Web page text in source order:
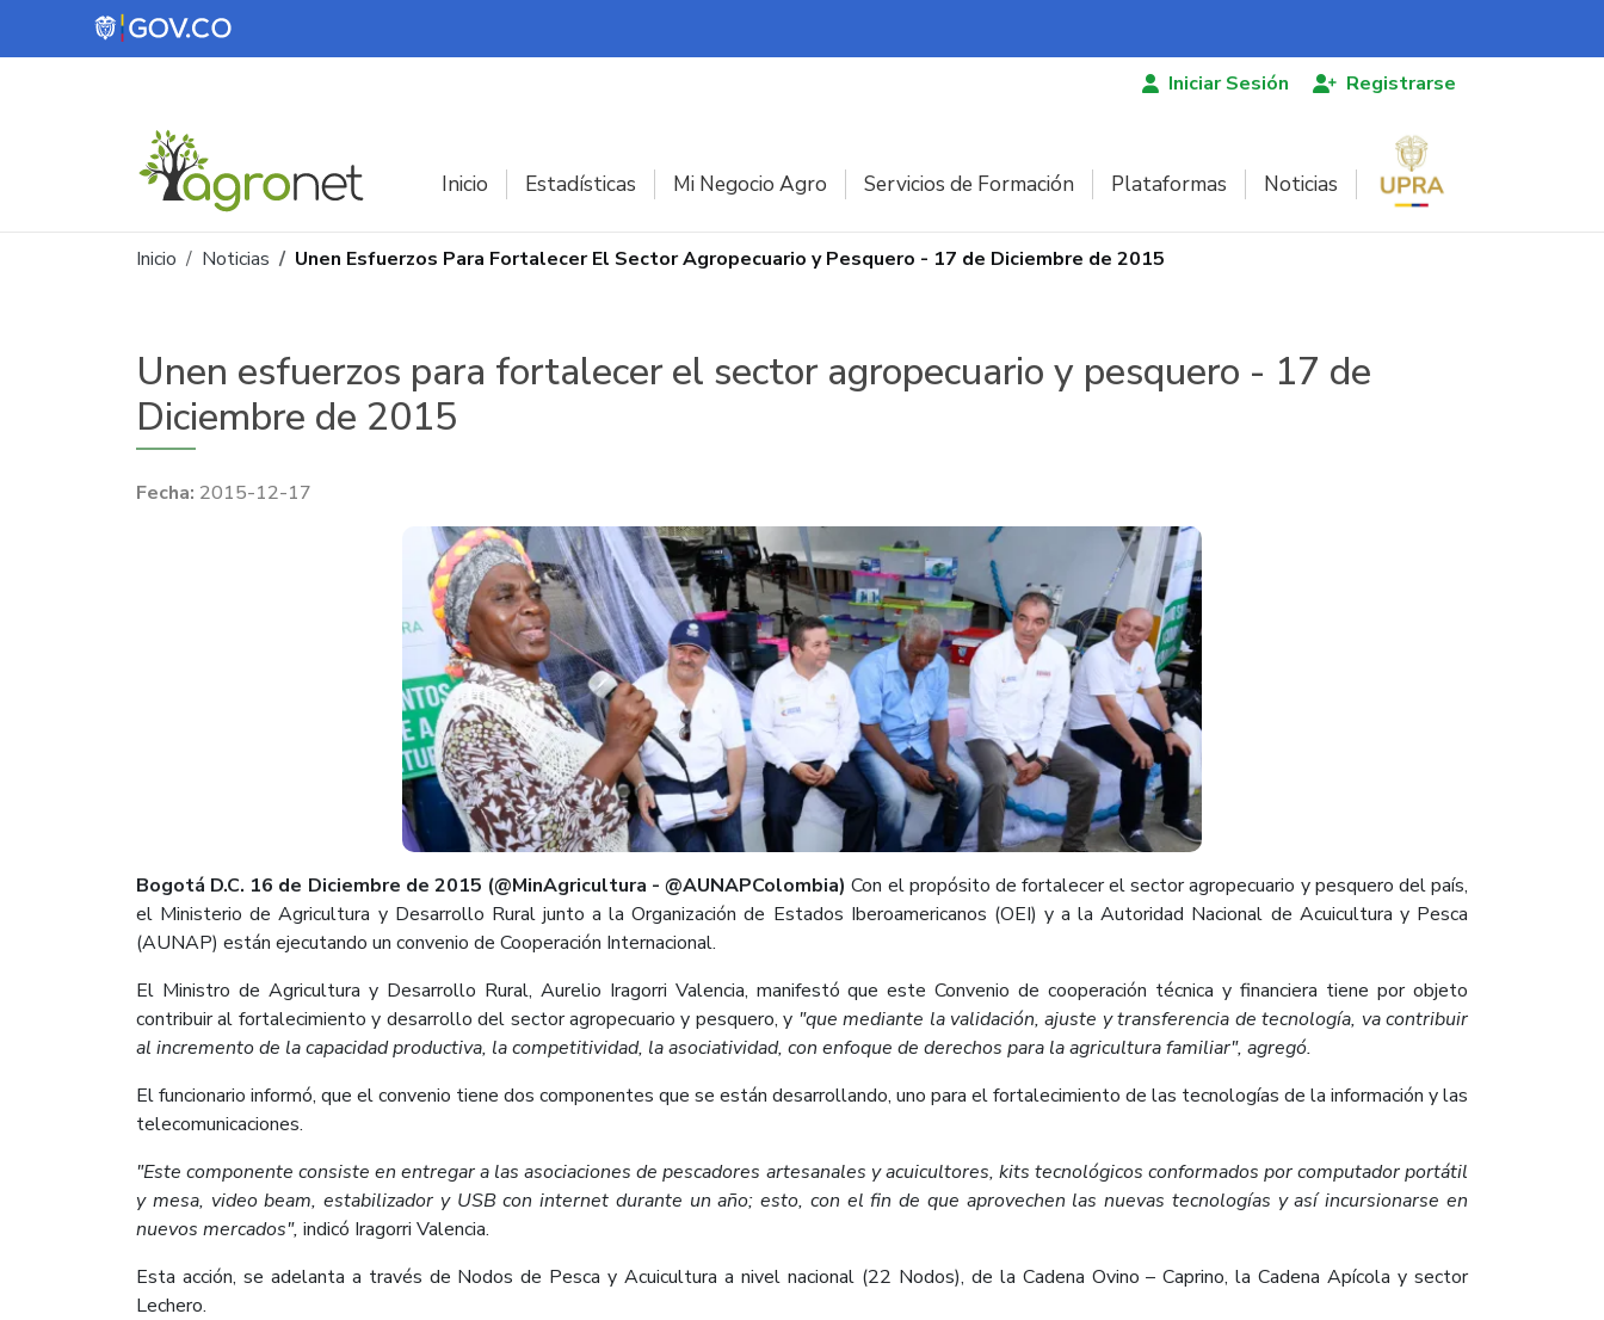
Pasar al contenido principal
Iniciar Sesión Registrarse
Inicio Estadísticas Mi Negocio Agro Servicios de Formación Plataformas Noticias
Ruta de navegación
Inicio Noticias Unen Esfuerzos Para Fortalecer El Sector Agropecuario y Pesquero - 17 de Diciembre de 2015
Unen esfuerzos para fortalecer el sector agropecuario y pesquero - 17 de
Diciembre de 2015
2015-12-17
Bogotá D.C. 16 de Diciembre de 2015 (@MinAgricultura - @AUNAPColombia) Con el propósito de fortalecer el sector agropecuario y pesquero del país,
el Ministerio de Agricultura y Desarrollo Rural junto a la Organización de Estados Iberoamericanos (OEI) y a la Autoridad Nacional de Acuicultura y Pesca
(AUNAP) están ejecutando un convenio de Cooperación Internacional.
El Ministro de Agricultura y Desarrollo Rural, Aurelio Iragorri Valencia, manifestó que este Convenio de cooperación técnica y financiera tiene por objeto
contribuir al fortalecimiento y desarrollo del sector agropecuario y pesquero, y "que mediante la validación, ajuste y transferencia de tecnología, va contribuir
al incremento de la capacidad productiva, la competitividad, la asociatividad, con enfoque de derechos para la agricultura familiar", agregó.
El funcionario informó, que el convenio tiene dos componentes que se están desarrollando, uno para el fortalecimiento de las tecnologías de la información y las
telecomunicaciones.
"Este componente consiste en entregar a las asociaciones de pescadores artesanales y acuicultores, kits tecnológicos conformados por computador portátil
y mesa, video beam, estabilizador y USB con internet durante un año; esto, con el fin de que aprovechen las nuevas tecnologías y así incursionarse en
nuevos mercados", indicó Iragorri Valencia.
Esta acción, se adelanta a través de Nodos de Pesca y Acuicultura a nivel nacional (22 Nodos), de la Cadena Ovino – Caprino, la Cadena Apícola y sector
Lechero.